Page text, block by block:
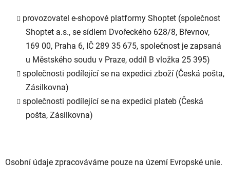
provozovatel e-shopové platformy Shoptet (společnost
Shoptet a.s., se sídlem Dvořeckého 628/8, Břevnov,
169 00, Praha 6, IČ 289 35 675, společnost je zapsaná
u Městského soudu v Praze, oddíl B vložka 25 395)
společnosti podílející se na expedici zboží (Česká pošta,
Zásilkovna)
společnosti podílející se na expedici plateb (Česká
pošta, Zásilkovna)
Osobní údaje zpracováváme pouze na území Evropské unie.